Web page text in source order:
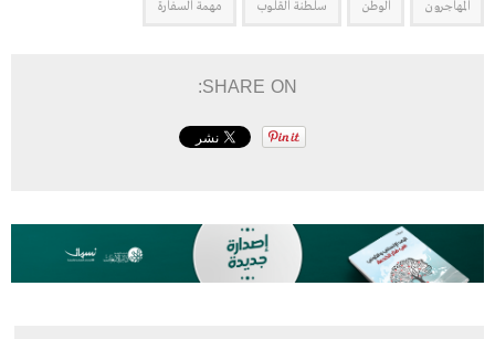
المهاجرون الوطن سلطنة القلوب مهمة السفارة
SHARE ON: